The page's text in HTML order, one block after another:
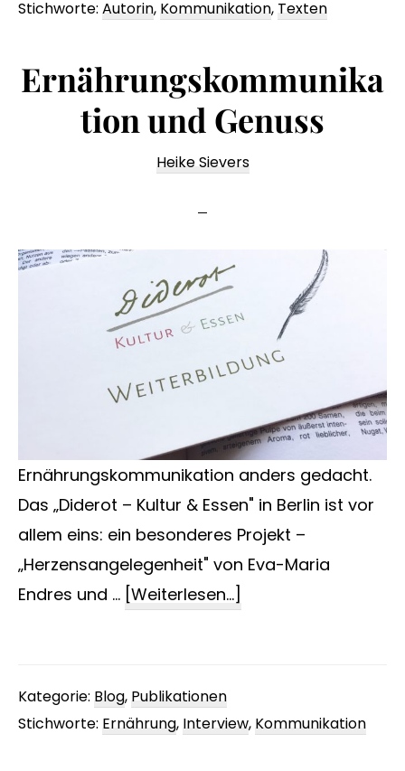
Stichworte: Autorin, Kommunikation, Texten
Ernährungskommunika
tion und Genuss
Heike Sievers
Ernährungskommunikation anders gedacht.
Das „Diderot – Kultur & Essen" in Berlin ist vor
allem eins: ein besonderes Projekt –
„Herzensangelegenheit" von Eva-Maria
Endres und … [Weiterlesen...]
Kategorie: Blog, Publikationen
Stichworte: Ernährung, Interview, Kommunikation